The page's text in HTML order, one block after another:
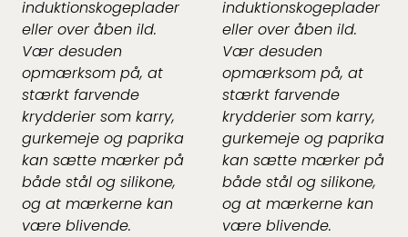
induktionskogeplader
eller over åben ild.
Vær desuden
opmærksom på, at
stærkt farvende
krydderier som karry,
gurkemeje og paprika
kan sætte mærker på
både stål og silikone,
og at mærkerne kan
være blivende.
induktionskogeplader
eller over åben ild.
Vær desuden
opmærksom på, at
stærkt farvende
krydderier som karry,
gurkemeje og paprika
kan sætte mærker på
både stål og silikone,
og at mærkerne kan
være blivende.